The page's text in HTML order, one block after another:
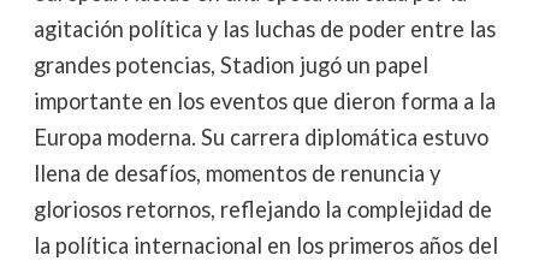
agitación política y las luchas de poder entre las
grandes potencias, Stadion jugó un papel
importante en los eventos que dieron forma a la
Europa moderna. Su carrera diplomática estuvo
llena de desafíos, momentos de renuncia y
gloriosos retornos, reflejando la complejidad de
la política internacional en los primeros años del